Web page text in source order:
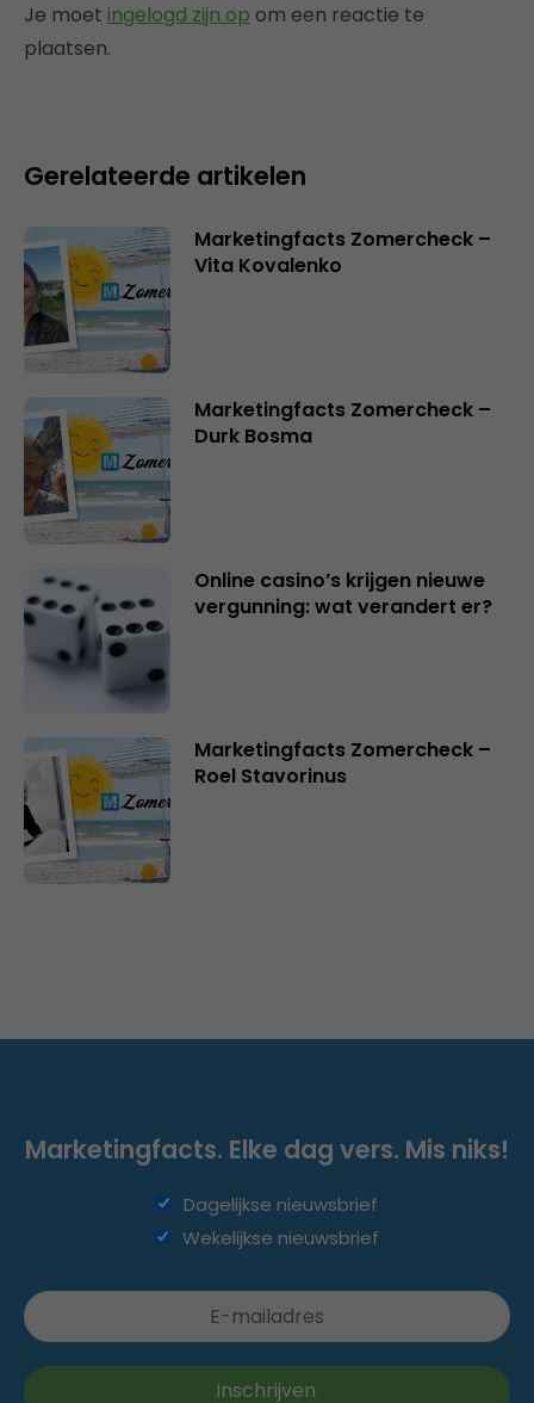
Je moet ingelogd zijn op om een reactie te
plaatsen.
Gerelateerde artikelen
Marketingfacts Zomercheck –
Vita Kovalenko
Marketingfacts Zomercheck –
Durk Bosma
Online casino’s krijgen nieuwe
vergunning: wat verandert er?
Marketingfacts Zomercheck –
Roel Stavorinus
Marketingfacts. Elke dag vers. Mis niks!
Dagelijkse nieuwsbrief
Wekelijkse nieuwsbrief